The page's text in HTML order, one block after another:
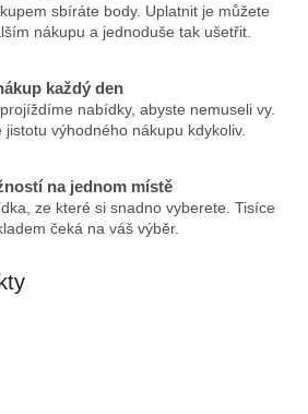
sbíráte body. Uplatnit je můžete
nákupu a jednoduše tak ušetřit.
každý den
nabídky, abyste nemuseli vy.
jistotu výhodného nákupu kdykoliv.
na jednom místě
ze které si snadno vyberete. Tisíce
čeká na váš výběr.